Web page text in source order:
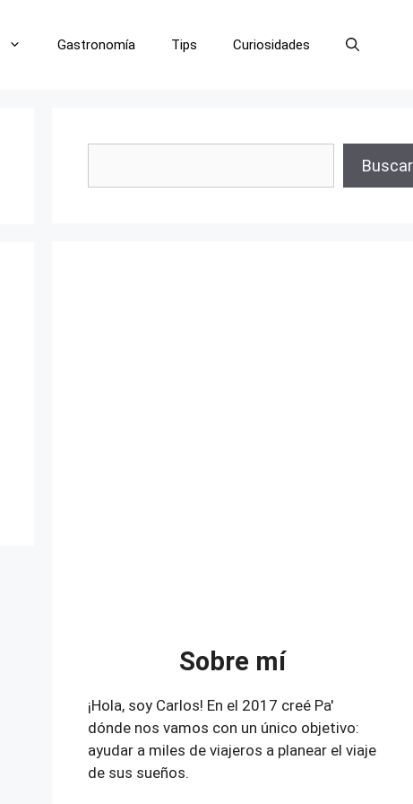
Gastronomía Tips Curiosidades
Buscar
Sobre mí
¡Hola, soy Carlos! En el 2017 creé Pa'
dónde nos vamos con un único objetivo:
ayudar a miles de viajeros a planear el viaje
de sus sueños.